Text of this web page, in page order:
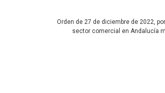
Orden de 27 de diciembre de 2022,
sector comercial en Andalucía